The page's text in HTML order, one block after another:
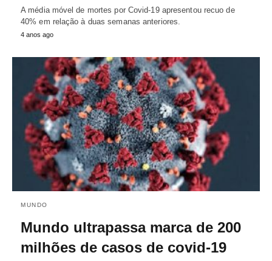
A média móvel de mortes por Covid-19 apresentou recuo de
40% em relação à duas semanas anteriores.
4 anos ago
MUNDO
Mundo ultrapassa marca de 200
milhões de casos de covid-19